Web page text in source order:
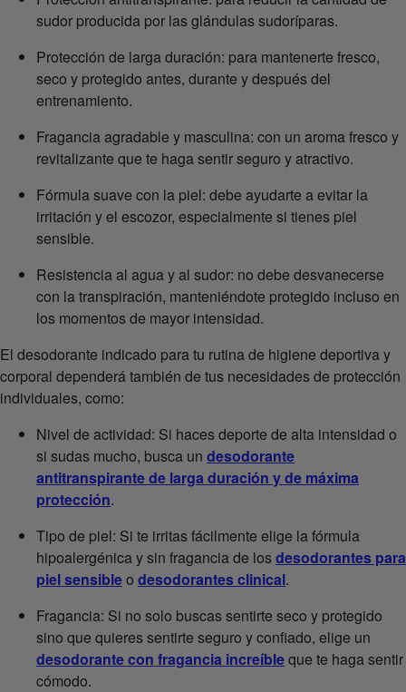
sudor producida por las glándulas sudoríparas.
Protección de larga duración: para mantenerte fresco,
seco y protegido antes, durante y después del
entrenamiento.
Fragancia agradable y masculina: con un aroma fresco y
revitalizante que te haga sentir seguro y atractivo.
Fórmula suave con la piel: debe ayudarte a evitar la
irritación y el escozor, especialmente si tienes piel
sensible.
Resistencia al agua y al sudor: no debe desvanecerse
con la transpiración, manteniéndote protegido incluso en
los momentos de mayor intensidad.
El desodorante indicado para tu rutina de higiene deportiva y
corporal dependerá también de tus necesidades de protección
individuales, como:
Nivel de actividad: Si haces deporte de alta intensidad o
si sudas mucho, busca un desodorante
antitranspirante de larga duración y de máxima
protección.
Tipo de piel: Si te irritas fácilmente elige la fórmula
hipoalergénica y sin fragancia de losdesodorantes para
piel sensibleo desodorantes clinical.
Fragancia: Si no solo buscas sentirte seco y protegido
sino que quieres sentirte seguro y confiado, elige un
desodorante con fragancia increíbleque te haga sentir
cómodo.